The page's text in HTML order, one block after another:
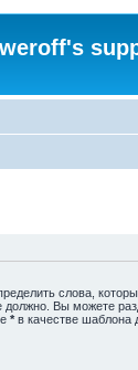
слова,
должно. Вы можете
* в качестве шаблона